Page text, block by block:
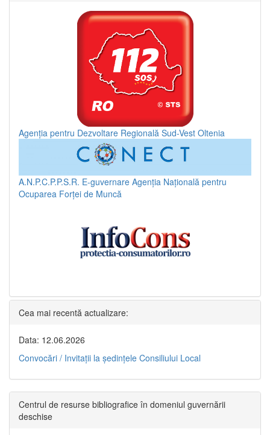
Agenția pentru Dezvoltare Regională Sud-Vest Oltenia
A.N.P.C.P.P.S.R. E-guvernare Agenția Națională pentru
Ocuparea Forței de Muncă
Cea mai recentă actualizare:
Data: 12.06.2026
Convocări / Invitaţii la şedinţele Consiliului Local
Centrul de resurse bibliografice în domeniul guvernării
deschise